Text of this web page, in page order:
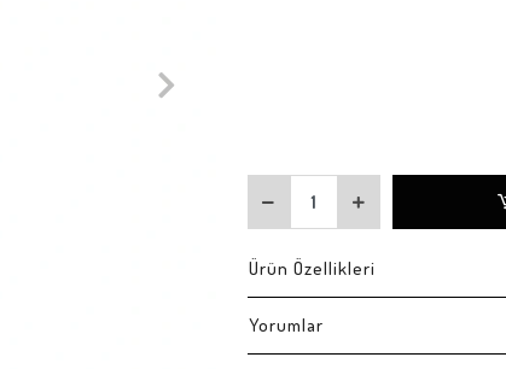
Ürün Özellikleri
Yorumlar